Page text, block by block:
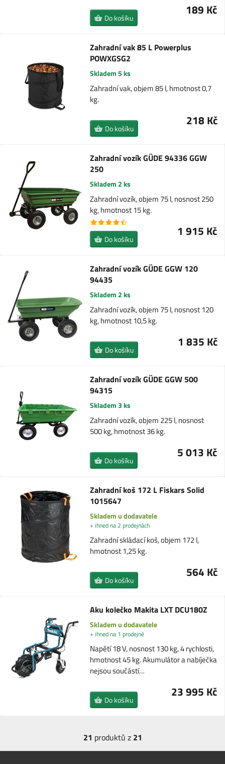
189 Kč
Do košíku
Zahradní vak 85 L Powerplus
POWXGSG2
Skladem 5 ks
Zahradní vak, objem 85 l, hmotnost 0,7
kg.
218 Kč
Do košíku
Zahradní vozík GÜDE 94336 GGW
250
Skladem 2 ks
Zahradní vozík, objem 75 l, nosnost 250
kg, hmotnost 15 kg.
1 915 Kč
Do košíku
Zahradní vozík GÜDE GGW 120
94435
Skladem 2 ks
Zahradní vozík, objem 75 l, nosnost 120
kg, hmotnost 10,5 kg.
1 835 Kč
Do košíku
Zahradní vozík GÜDE GGW 500
94315
Skladem 3 ks
Zahradní vozík, objem 225 l, nosnost
500 kg, hmotnost 36 kg.
5 013 Kč
Do košíku
Zahradní koš 172 L Fiskars Solid
1015647
Skladem u dodavatele
+ ihned na 2 prodejnách
Zahradní skládací koš, objem 172 l,
hmotnost 1,25 kg.
564 Kč
Do košíku
Aku kolečko Makita LXT DCU180Z
Skladem u dodavatele
+ ihned na 1 prodejně
Napětí 18 V, nosnost 130 kg, 4 rychlosti,
hmotnost 45 kg. Akumulátor a nabíječka
nejsou součástí…
23 995 Kč
Do košíku
21 produktů z 21